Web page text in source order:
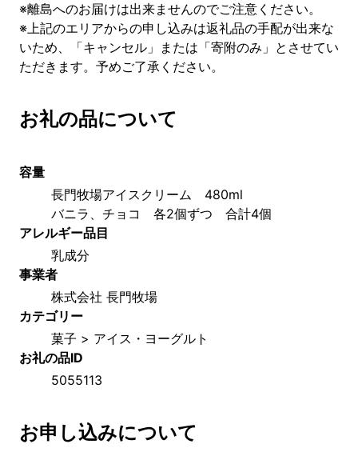
※離島へのお届けは出来ませんのでご注意ください。
※上記のエリアからの申し込みは返礼品の手配が出来な
いため、「キャンセル」または「寄附のみ」とさせてい
ただきます。予めご了承ください。
お礼の品について
容量
長門牧場アイスクリーム　480ml
バニラ、チョコ　各2個ずつ　合計4個
アレルギー品目
乳成分
事業者
株式会社 長門牧場
カテゴリー
菓子 > アイス・ヨーグルト
お礼の品ID
5055113
お申し込みについて